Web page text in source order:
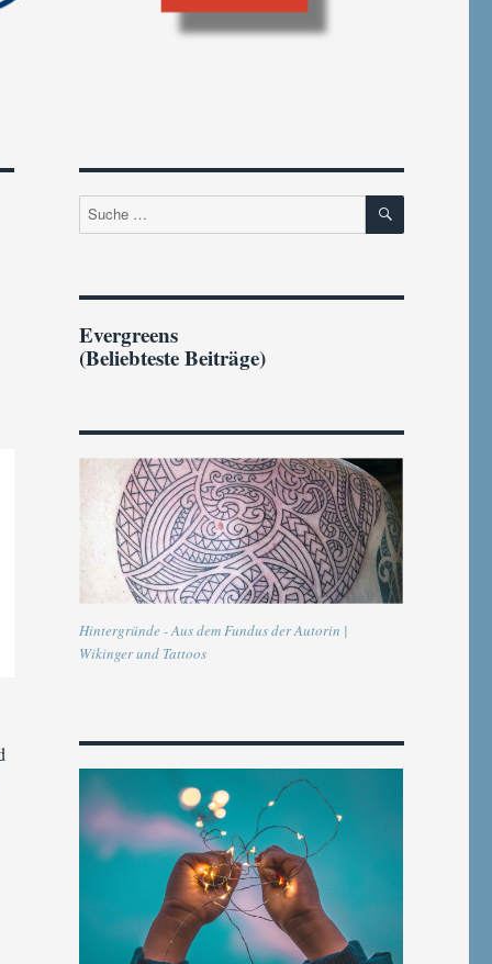
Suche
nach:
SUCHEN
Evergreens
(Beliebteste Beiträge)
Hintergründe - Aus dem Fundus der Autorin |
Wikinger und Tattoos